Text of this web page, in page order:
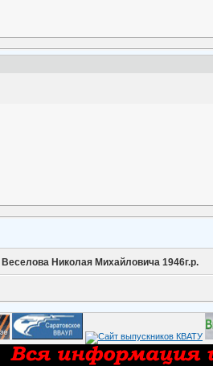
Николая Михайловича 1946г.р.